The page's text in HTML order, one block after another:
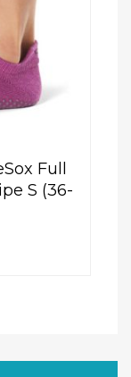
Full
S (36-